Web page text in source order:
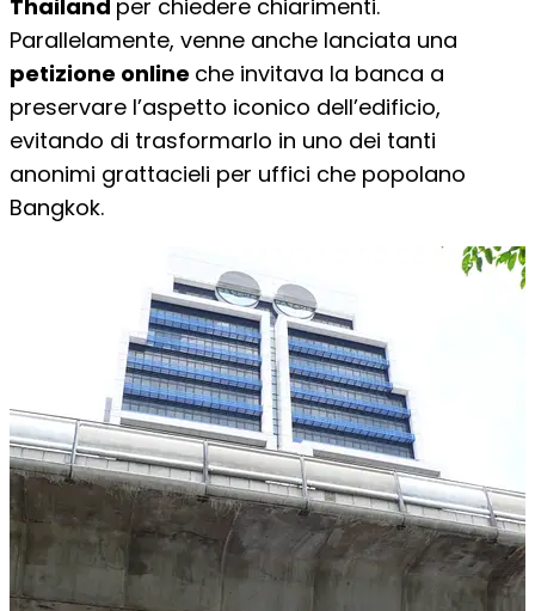
Thailand per chiedere chiarimenti.
Parallelamente, venne anche lanciata una
petizione online che invitava la banca a
preservare l’aspetto iconico dell’edificio,
evitando di trasformarlo in uno dei tanti
anonimi grattacieli per uffici che popolano
Bangkok.